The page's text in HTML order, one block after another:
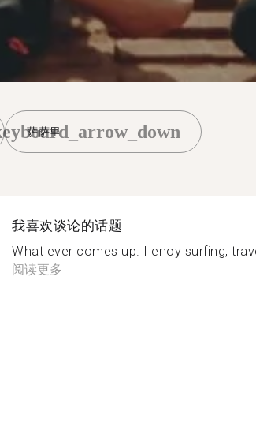
萨萨里
我喜欢谈论的话题
What ever comes up. I enoy surfing,
阅读更多